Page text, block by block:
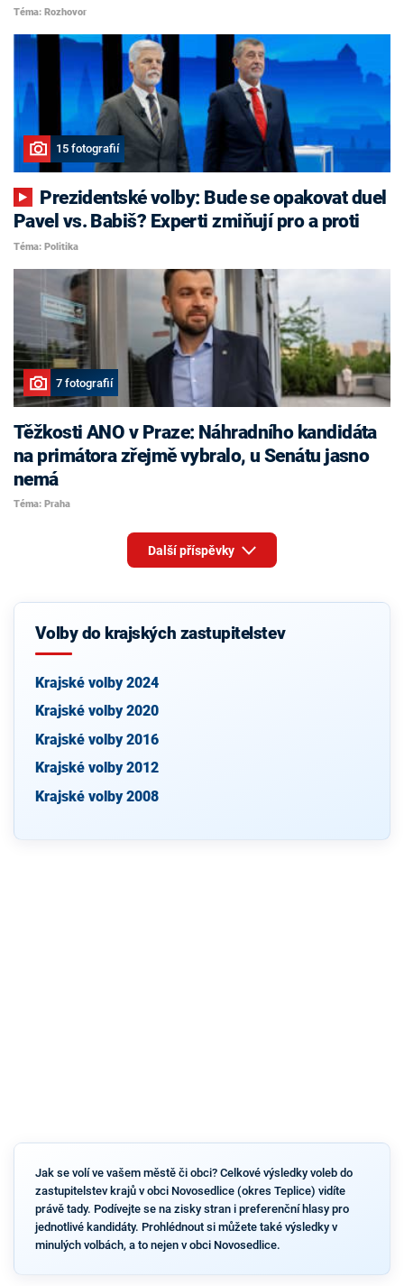
Téma: Rozhovor
15 fotografií
Pavel vs. Babiš? Experti zmiňují pro a proti
Téma: Politika
7 fotografií
Těžkosti ANO v Praze: Náhradního kandidáta
na primátora zřejmě vybralo, u Senátu jasno
nemá
Téma: Praha
Další příspěvky
Volby do krajských zastupitelstev
Krajské volby 2024
Krajské volby 2020
Krajské volby 2016
Krajské volby 2012
Krajské volby 2008
Jak se volí ve vašem městě či obci? Celkové výsledky voleb do
zastupitelstev krajů v obci Novosedlice (okres Teplice) vidíte
právě tady. Podívejte se na zisky stran i preferenční hlasy pro
jednotlivé kandidáty. Prohlédnout si můžete také výsledky v
minulých volbách, a to nejen v obci Novosedlice.